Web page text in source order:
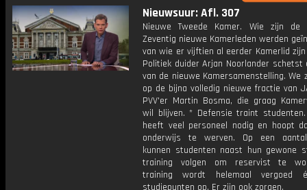
Nieuwsuur: Afl. 307
Nieuwe Tweede Kamer. Wie zijn de
Zeventig nieuwe Kamerleden werden
van wie er vijftien al eerder Kamerlid
Politiek duider Arjan Noorlander schetst
van de nieuwe Kamersamenstelling. We
op de bijna volledig nieuwe fractie van
PVV'er Martin Bosma, die graag
wil blijven. * Defensie traint
heeft veel personeel nodig en hoopt
onderwijs te werven. Op een
kunnen studenten naast hun gewone
training volgen om reservist te
training wordt helemaal vergoed
studiepunten op. Er zijn ook zorgen.